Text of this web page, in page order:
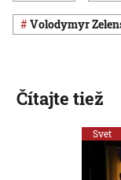
Volodymyr
Čítajte tiež
Svet